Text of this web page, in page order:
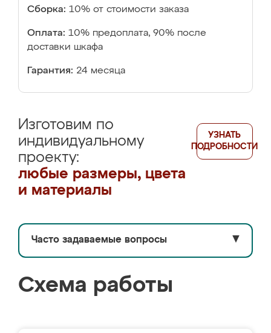
Сборка: 10% от стоимости заказа
Оплата: 10% предоплата, 90% после
доставки шкафа
Гарантия: 24 месяца
Изготовим по
индивидуальному
проекту:
любые размеры, цвета
и материалы
УЗНАТЬ
ПОДРОБНОСТИ
Часто задаваемые вопросы ▼
Схема работы